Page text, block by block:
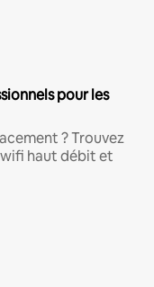
pour les
? Trouvez
wifi haut débit et